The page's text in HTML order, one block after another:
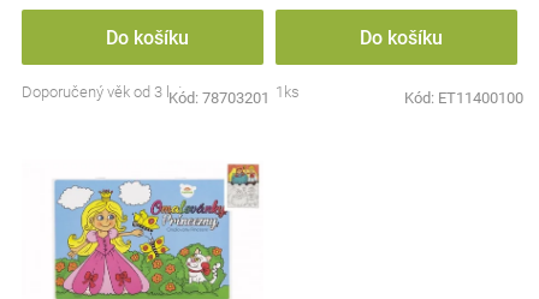
Do košíku
Doporučený věk od 3 letKód: 78703201
Do košíku
1ks Kód: ET11400100